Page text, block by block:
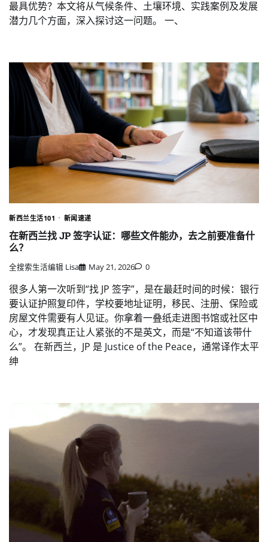
最具优势？本文将从气候条件、土壤环境、实践案例及发展
潜力几个方面，深入探讨这一问题。 一、
新西兰生活101 新闻速递
在新西兰找 JP 签字认证：哪些文件能办，去之前要准备什
么？
全搜索生活编辑 Lisa May 21, 2026 0
很多人第一次听到“找 JP 签字”，是在最赶时间的时候：银行
要认证护照复印件，学校要地址证明，移民、注册、保险或
房屋文件需要有人见证。你拿着一叠纸走进图书馆或社区中
心，才发现真正让人紧张的不是英文，而是“不知道该带什
么”。 在新西兰，JP 是 Justice of the Peace，通常译作太平
绅